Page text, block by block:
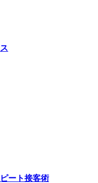
ート接客術